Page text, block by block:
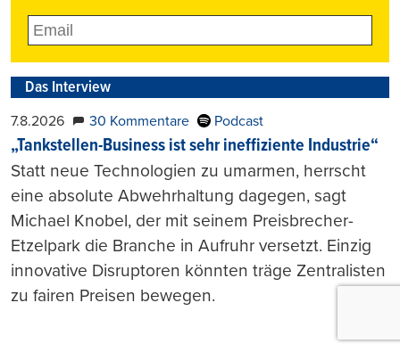
Das Interview
7.8.2026 30 Kommentare Podcast
„Tankstellen-Business ist sehr ineffiziente Industrie“
Statt neue Technologien zu umarmen, herrscht
eine absolute Abwehrhaltung dagegen, sagt
Michael Knobel, der mit seinem Preisbrecher-
Etzelpark die Branche in Aufruhr versetzt. Einzig
innovative Disruptoren könnten träge Zentralisten
zu fairen Preisen bewegen.